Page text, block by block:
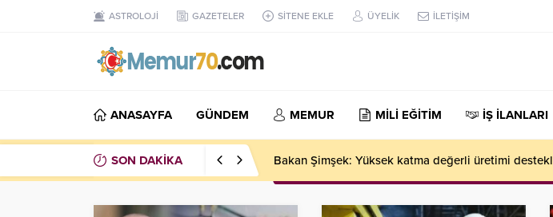
ASTROLOJİ GAZETELER SİTENE EKLE ÜYELİK İLETİŞİM
ANASAYFA GÜNDEM MEMUR MİLİ EĞİTİM İŞ İLANLARI
SON DAKİKA IMF: Suriye’nin ekonomik toparlanması hız kazanıyor